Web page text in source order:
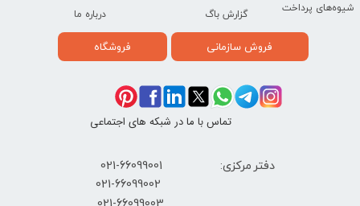
شیوه‌های پرداخت گزارش باگ درباره ما
فروش سازمانی فروشگاه
دفتر مرکزی: 66099001-021
​021-66099002
تماس با ما در شبکه های اجتماعی